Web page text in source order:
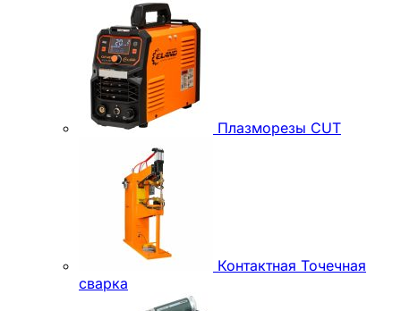
Плазморезы CUT
Контактная Точечная
сварка